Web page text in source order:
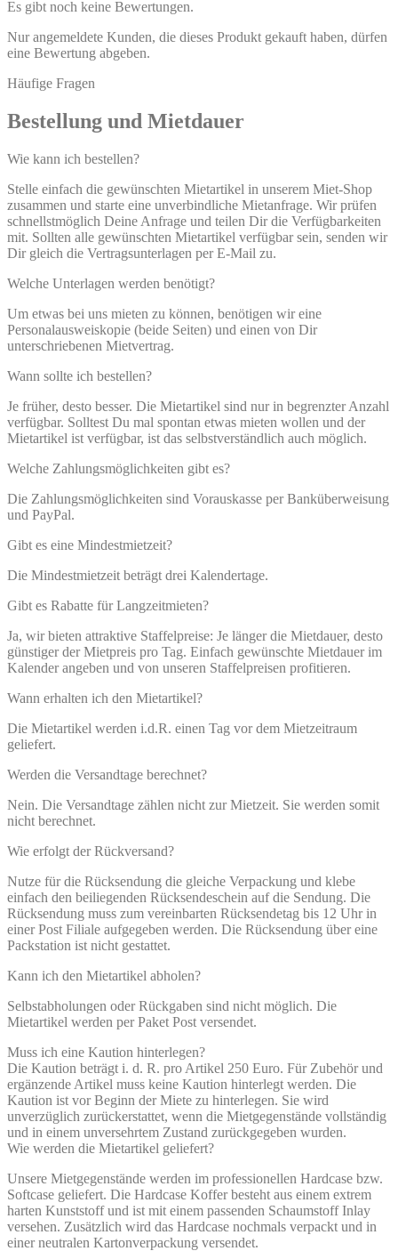
Es gibt noch keine Bewertungen.
Nur angemeldete Kunden, die dieses Produkt gekauft haben, dürfen
eine Bewertung abgeben.
Häufige Fragen
Bestellung und Mietdauer
Wie kann ich bestellen?
Stelle einfach die gewünschten Mietartikel in unserem Miet-Shop
zusammen und starte eine unverbindliche Mietanfrage. Wir prüfen
schnellstmöglich Deine Anfrage und teilen Dir die Verfügbarkeiten
mit. Sollten alle gewünschten Mietartikel verfügbar sein, senden wir
Dir gleich die Vertragsunterlagen per E-Mail zu.
Welche Unterlagen werden benötigt?
Um etwas bei uns mieten zu können, benötigen wir eine
Personalausweiskopie (beide Seiten) und einen von Dir
unterschriebenen Mietvertrag.
Wann sollte ich bestellen?
Je früher, desto besser. Die Mietartikel sind nur in begrenzter Anzahl
verfügbar. Solltest Du mal spontan etwas mieten wollen und der
Mietartikel ist verfügbar, ist das selbstverständlich auch möglich.
Welche Zahlungsmöglichkeiten gibt es?
Die Zahlungsmöglichkeiten sind Vorauskasse per Banküberweisung
und PayPal.
Gibt es eine Mindestmietzeit?
Die Mindestmietzeit beträgt drei Kalendertage.
Gibt es Rabatte für Langzeitmieten?
Ja, wir bieten attraktive Staffelpreise: Je länger die Mietdauer, desto
günstiger der Mietpreis pro Tag. Einfach gewünschte Mietdauer im
Kalender angeben und von unseren Staffelpreisen profitieren.
Wann erhalten ich den Mietartikel?
Die Mietartikel werden i.d.R. einen Tag vor dem Mietzeitraum
geliefert.
Werden die Versandtage berechnet?
Nein. Die Versandtage zählen nicht zur Mietzeit. Sie werden somit
nicht berechnet.
Wie erfolgt der Rückversand?
Nutze für die Rücksendung die gleiche Verpackung und klebe
einfach den beiliegenden Rücksendeschein auf die Sendung. Die
Rücksendung muss zum vereinbarten Rücksendetag bis 12 Uhr in
einer Post Filiale aufgegeben werden. Die Rücksendung über eine
Packstation ist nicht gestattet.
Kann ich den Mietartikel abholen?
Selbstabholungen oder Rückgaben sind nicht möglich. Die
Mietartikel werden per Paket Post versendet.
Muss ich eine Kaution hinterlegen?
Die Kaution beträgt i. d. R. pro Artikel 250 Euro. Für Zubehör und
ergänzende Artikel muss keine Kaution hinterlegt werden. Die
Kaution ist vor Beginn der Miete zu hinterlegen. Sie wird
unverzüglich zurückerstattet, wenn die Mietgegenstände vollständig
und in einem unversehrtem Zustand zurückgegeben wurden.
Wie werden die Mietartikel geliefert?
Unsere Mietgegenstände werden im professionellen Hardcase bzw.
Softcase geliefert. Die Hardcase Koffer besteht aus einem extrem
harten Kunststoff und ist mit einem passenden Schaumstoff Inlay
versehen. Zusätzlich wird das Hardcase nochmals verpackt und in
einer neutralen Kartonverpackung versendet.